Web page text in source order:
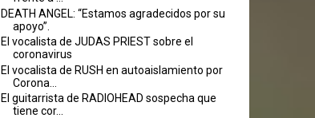
DEATH ANGEL: “Estamos agradecidos por su
apoyo”.
El vocalista de JUDAS PRIEST sobre el
coronavirus
El vocalista de RUSH en autoaislamiento por
Corona...
El guitarrista de RADIOHEAD sospecha que
tiene cor...